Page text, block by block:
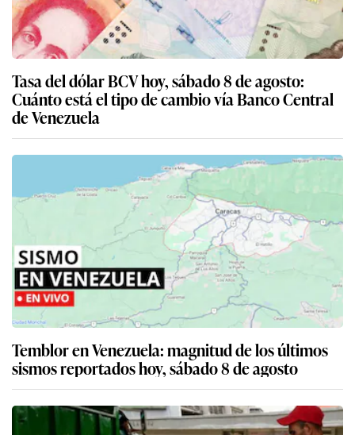
Tasa del dólar BCV hoy, sábado 8 de agosto:
Cuánto está el tipo de cambio vía Banco Central
de Venezuela
Temblor en Venezuela: magnitud de los últimos
sismos reportados hoy, sábado 8 de agosto